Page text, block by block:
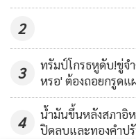
ด้านแซนเดอร์สปราศรัยในเ
มีอีกหลายรัฐที่ต้องแข่งขัน
ผ่านมา ดูเหมือนแซนเดอร์
นับจากแพ้เฉียดฉิวให้บุตติ
จากนั้นเขากลับปาดเข้าเส้
เนวาดา และกลายเป็นตัวเ
2
3
ทรัมป์โกรธหูดับ!ขู่จ
หรอ' ต้องถอยกรูดแ
4
น้ำมันขึ้นหลังสภาอิ
ปิดลบและทองคำป